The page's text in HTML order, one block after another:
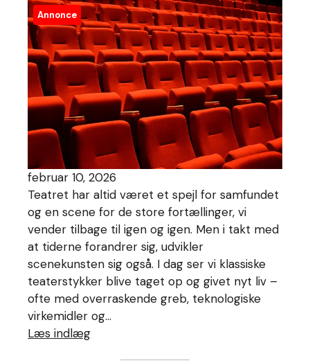
Annonce
februar 10, 2026
Teatret har altid været et spejl for samfundet
og en scene for de store fortællinger, vi
vender tilbage til igen og igen. Men i takt med
at tiderne forandrer sig, udvikler
scenekunsten sig også. I dag ser vi klassiske
teaterstykker blive taget op og givet nyt liv –
ofte med overraskende greb, teknologiske
virkemidler og…
Læs indlæg